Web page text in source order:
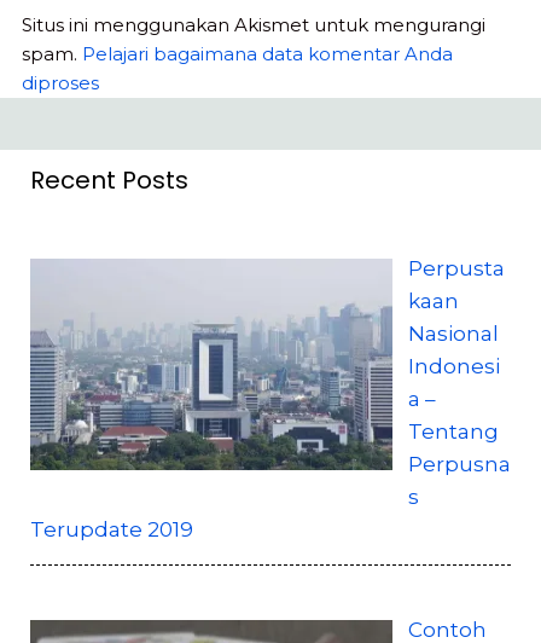
Situs ini menggunakan Akismet untuk mengurangi
spam. Pelajari bagaimana data komentar Anda
diproses
Recent Posts
Perpusta
kaan
Nasional
Indonesi
a –
Tentang
Perpusna
s
Terupdate 2019
Contoh